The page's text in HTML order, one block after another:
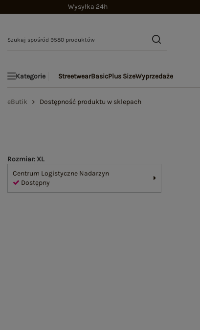
Wysyłka 24h
Kategorie StreetwearBasicPlus SizeWyprzedaże
eButik Dostępność produktu w sklepach
Rozmiar: XL
Centrum Logistyczne Nadarzyn
Dostępny